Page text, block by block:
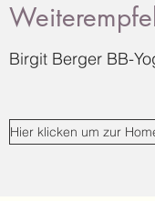
Birgit Berger BB-
Hier klicken um zur